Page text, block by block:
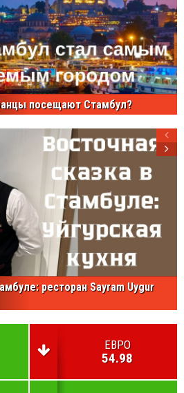
посещают Стамбул?
ресторан Sayram Uygur
ЕВРО
54.98